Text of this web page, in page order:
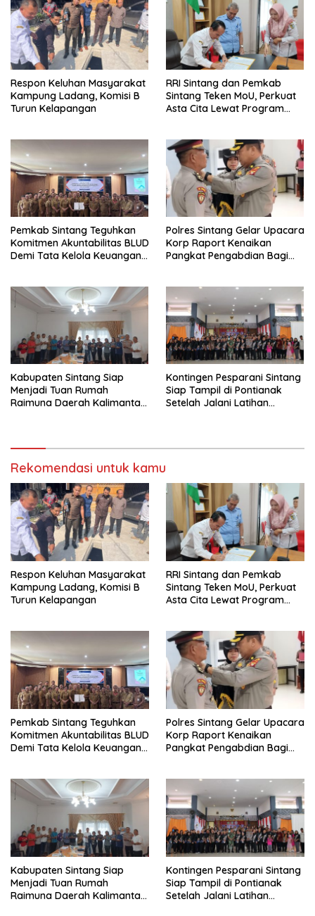
Respon Keluhan Masyarakat
Kampung Ladang, Komisi B
Turun Kelapangan
RRI Sintang dan Pemkab
Sintang Teken MoU, Perkuat
Asta Cita Lewat Program
Pemkab Sintang Teguhkan
Komitmen Akuntabilitas BLUD
Demi Tata Kelola Keuangan
Polres Sintang Gelar Upacara
Korp Raport Kenaikan
Pangkat Pengabdian Bagi
Kabupaten Sintang Siap
Menjadi Tuan Rumah
Raimuna Daerah Kalimantan
Kontingen Pesparani Sintang
Siap Tampil di Pontianak
Setelah Jalani Latihan
Rekomendasi untuk kamu
Respon Keluhan Masyarakat
Kampung Ladang, Komisi B
Turun Kelapangan
RRI Sintang dan Pemkab
Sintang Teken MoU, Perkuat
Asta Cita Lewat Program
Pemkab Sintang Teguhkan
Komitmen Akuntabilitas BLUD
Demi Tata Kelola Keuangan
Polres Sintang Gelar Upacara
Korp Raport Kenaikan
Pangkat Pengabdian Bagi
Kabupaten Sintang Siap
Menjadi Tuan Rumah
Raimuna Daerah Kalimantan
Kontingen Pesparani Sintang
Siap Tampil di Pontianak
Setelah Jalani Latihan